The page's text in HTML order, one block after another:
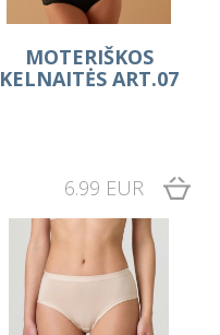
MOTERIŠKOS
KELNAITĖS ART.07
6.99 EUR